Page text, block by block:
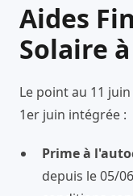
Aides
Solaire
Le point au 11
1er juin intégrée :
Prime à
depuis le 05/